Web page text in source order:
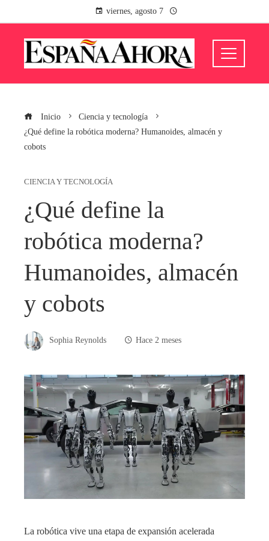
viernes, agosto 7
Inicio
Ciencia y tecnología
¿Qué define la robótica moderna? Humanoides, almacén y
cobots
CIENCIA Y TECNOLOGÍA
¿Qué define la
robótica moderna?
Humanoides, almacén
y cobots
Sophia Reynolds Hace 2 meses
La robótica vive una etapa de expansión acelerada